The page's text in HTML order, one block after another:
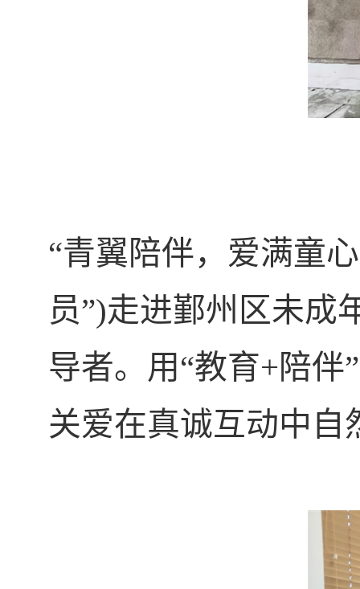
“青翼陪伴，爱满童
员”)走进鄞州区未成
导者。用“教育+陪伴
关爱在真诚互动中自